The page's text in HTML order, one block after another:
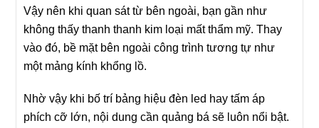
Vậy nên khi quan sát từ bên ngoài, bạn gần như
không thấy thanh thanh kim loại mất thẩm mỹ. Thay
vào đó, bề mặt bên ngoài công trình tương tự như
một mảng kính khổng lồ.
Nhờ vậy khi bố trí bảng hiệu đèn led hay tấm áp
phích cỡ lớn, nội dung cần quảng bá sẽ luôn nổi bật.